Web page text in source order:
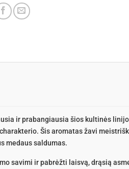
ir prabangiausia šios kultinės
Šis aromatas žavi
medaus saldumas.
savimi ir pabrėžti laisvą, drąsią